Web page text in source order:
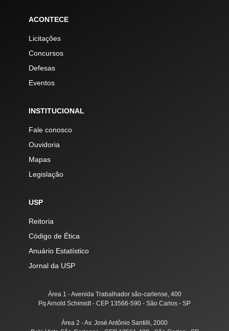
ACONTECE
Licitações
Concursos
Defesas
Eventos
INSTITUCIONAL
Fale conosco
Ouvidoria
Mapas
Legislação
USP
Reitoria
Código de Ética
Anuário Estatístico
Jornal da USP
Área 1 - Avenida Trabalhador são-carlense, 400
Pq Arnold Schimidt - CEP 13566-590 - São Carlos - SP
Área 2 - Av. José Antônio Santilli, 2000